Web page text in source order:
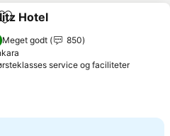
Føj til favoritter
Hotel
Meget godt
850
service og faciliteterSe